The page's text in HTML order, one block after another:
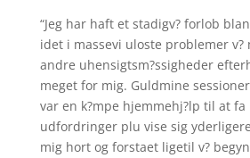
“Jeg har haft et stadigv? forlob
idet i massevi uloste problemer v?
andre uhensigtsm?ssigheder
meget for mig. Guldmine
var en k?mpe hjemmehj?lp til at
udfordringer plu vise sig
mig hort og forstaet ligetil v?